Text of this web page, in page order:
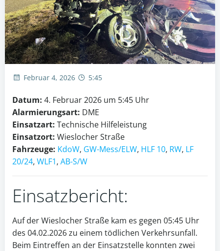
Februar 4, 2026 5:45
Datum: 4. Februar 2026 um 5:45 Uhr
Alarmierungsart: DME
Einsatzart: Technische Hilfeleistung
Einsatzort: Wieslocher Straße
Fahrzeuge: KdoW, GW-Mess/ELW, HLF 10, RW, LF
20/24, WLF1, AB-S/W
Einsatzbericht:
Auf der Wieslocher Straße kam es gegen 05:45 Uhr
des 04.02.2026 zu einem tödlichen Verkehrsunfall.
Beim Eintreffen an der Einsatzstelle konnten zwei